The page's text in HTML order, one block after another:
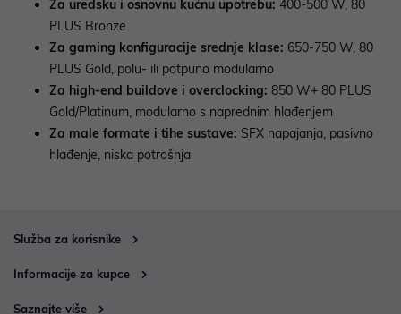
Za uredsku i osnovnu kućnu upotrebu: 400-500 W, 80
PLUS Bronze
Za gaming konfiguracije srednje klase: 650-750 W, 80
PLUS Gold, polu- ili potpuno modularno
Za high-end buildove i overclocking: 850 W+ 80 PLUS
Gold/Platinum, modularno s naprednim hlađenjem
Za male formate i tihe sustave: SFX napajanja, pasivno
hlađenje, niska potrošnja
Služba za korisnike
Informacije za kupce
Saznajte više